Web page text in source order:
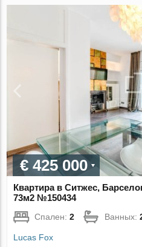
€ 425 000
Квартира в Ситжес,
73м2 №150434
Спален:2 Ванных:
Lucas Fox